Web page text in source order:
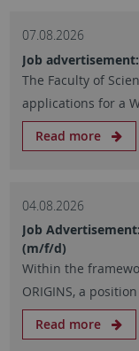
07.08.2026
Job
The Faculty of
applications for a
Read more
04.08.2026
Job
(m/f/d)
Within the
ORIGINS, a
Read more